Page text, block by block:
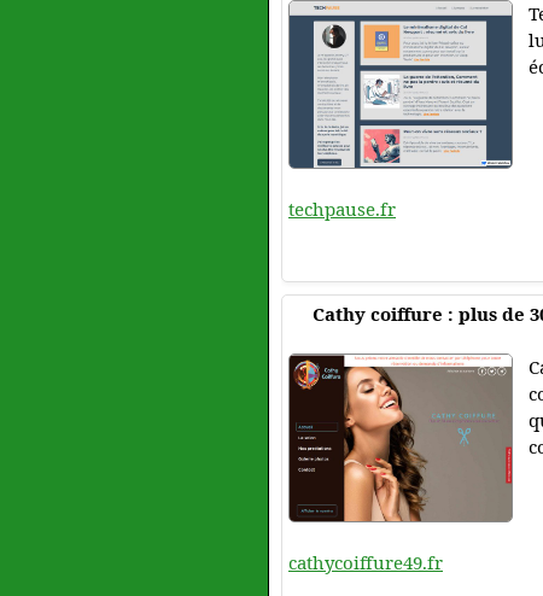
techpause.fr
Cathy coiffure : plus de
cathycoiffure49.fr